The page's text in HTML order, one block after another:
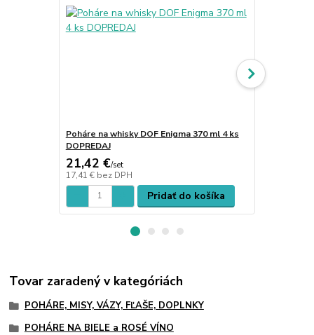
Poháre na whisky DOF Enigma 370 ml 4 ks
DOPREDAJ
21,42 €/set
17,41 € bez DPH
Pridať do košíka
Tovar zaradený v kategóriách
POHÁRE, MISY, VÁZY, FĽAŠE, DOPLNKY
POHÁRE NA BIELE a ROSÉ VÍNO